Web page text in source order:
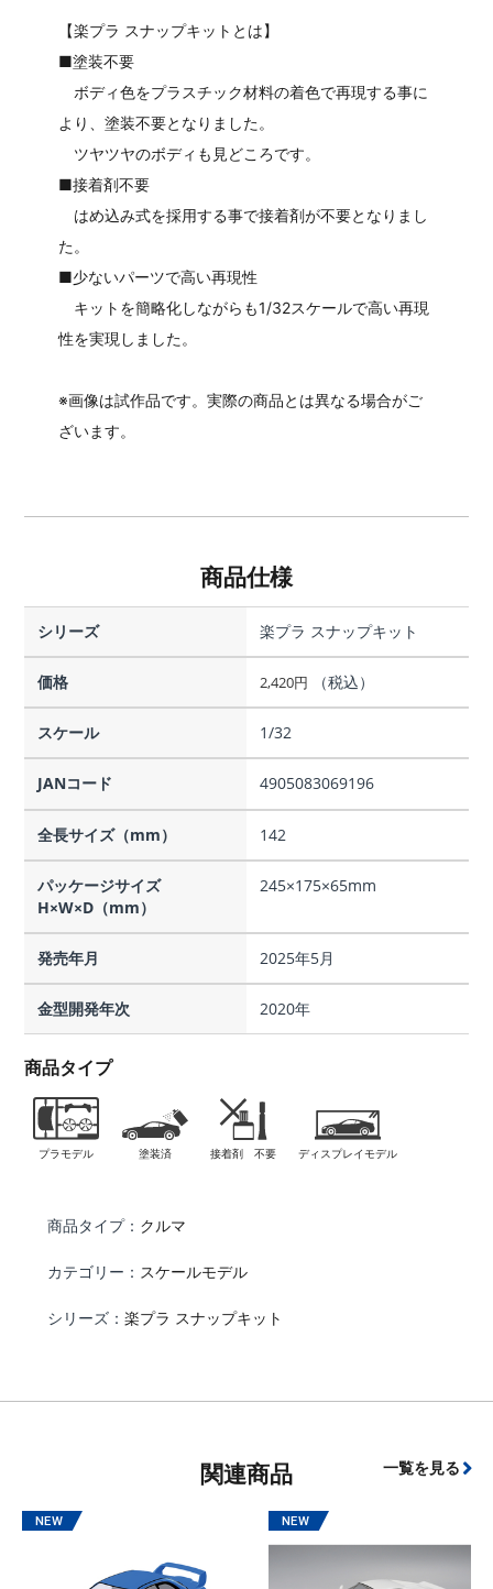
【楽プラ スナップキットとは】
■塗装不要
ボディ色をプラスチック材料の着色で再現する事に
より、塗装不要となりました。
ツヤツヤのボディも見どころです。
■接着剤不要
はめ込み式を採用する事で接着剤が不要となりまし
た。
■少ないパーツで高い再現性
キットを簡略化しながらも1/32スケールで高い再現
性を実現しました。
※画像は試作品です。実際の商品とは異なる場合がご
ざいます。
商品仕様
シリーズ 楽プラ スナップキット
価格 2,420円 （税込）
スケール 1/32
JANコード 4905083069196
全長サイズ（mm） 142
パッケージサイズ
H×W×D（mm）
245×175×65mm
発売年月 2025年5月
金型開発年次 2020年
商品タイプ
プラモデル 塗装済 接着剤 不要 ディスプレイモデル
商品タイプ： クルマ
カテゴリー： スケールモデル
シリーズ： 楽プラ スナップキット
関連商品 一覧を見る